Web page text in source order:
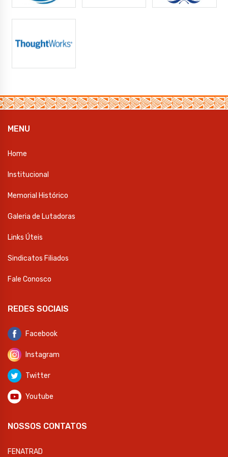
MENU
Home
Institucional
Memorial Histórico
Galeria de Lutadoras
Links Úteis
Sindicatos Filiados
Fale Conosco
REDES SOCIAIS
Facebook
Instagram
Twitter
Youtube
NOSSOS CONTATOS
FENATRAD